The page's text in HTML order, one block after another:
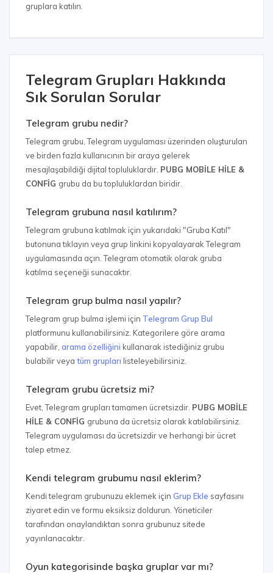
gruplara katılın.
Telegram Grupları Hakkında
Sık Sorulan Sorular
Telegram grubu nedir?
Telegram grubu, Telegram uygulaması üzerinden oluşturulan
ve birden fazla kullanıcının bir araya gelerek
mesajlaşabildiği dijital topluluklardır. PUBG MOBİLE HİLE &
CONFİG grubu da bu topluluklardan biridir.
Telegram grubuna nasıl katılırım?
Telegram grubuna katılmak için yukarıdaki "Gruba Katıl"
butonuna tıklayın veya grup linkini kopyalayarak Telegram
uygulamasında açın. Telegram otomatik olarak gruba
katılma seçeneği sunacaktır.
Telegram grup bulma nasıl yapılır?
Telegram grup bulma işlemi için Telegram Grup Bul
platformunu kullanabilirsiniz. Kategorilere göre arama
yapabilir, arama özelliğini kullanarak istediğiniz grubu
bulabilir veya tüm grupları listeleyebilirsiniz.
Telegram grubu ücretsiz mi?
Evet, Telegram grupları tamamen ücretsizdir. PUBG MOBİLE
HİLE & CONFİG grubuna da ücretsiz olarak katılabilirsiniz.
Telegram uygulaması da ücretsizdir ve herhangi bir ücret
talep etmez.
Kendi telegram grubumu nasıl eklerim?
Kendi telegram grubunuzu eklemek için Grup Ekle sayfasını
ziyaret edin ve formu eksiksiz doldurun. Yöneticiler
tarafından onaylandıktan sonra grubunuz sitede
yayınlanacaktır.
Oyun kategorisinde başka gruplar var mı?